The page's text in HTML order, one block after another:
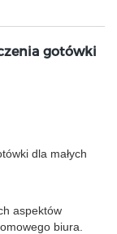
gotówki
dla małych
aspektów
biura.